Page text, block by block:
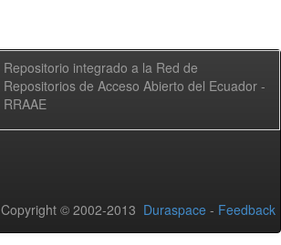
Repositorio integrado a la Red de
Repositorios de Acceso Abierto del Ecuador -
RRAAE
Copyright © 2002-2013 Duraspace - Feedback